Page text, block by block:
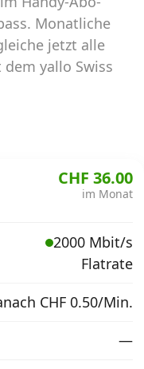
und Smart
oder
Monatliche
jetzt alle
yallo Swiss
CHF 36.00
im Monat
2000 Mbit/s
Flatrate
CHF 0.50/Min.
—